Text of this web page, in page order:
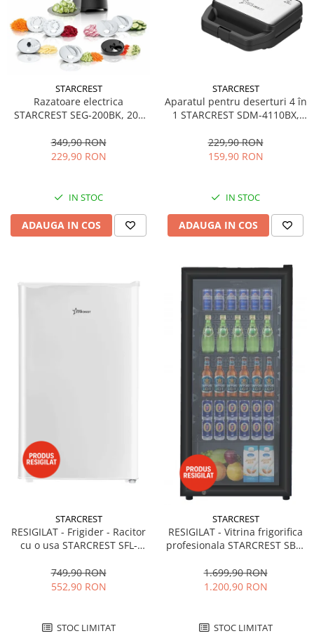
STARCREST
Razatoare electrica
STARCREST SEG-200BK, 200
349,90 RON
229,90 RON
IN STOC
ADAUGA IN COS
STARCREST
Aparatul pentru deserturi 4 în
1 STARCREST SDM-4110BX,
invelis ceramic pentru vafe,
nuci, gogosi si smile
229,90 RON
159,90 RON
IN STOC
ADAUGA IN COS
STARCREST
RESIGILAT - Frigider - Racitor
cu o usa STARCREST SFL-
92L, Iluminare interioara,H 83
cm, Alb
749,90 RON
552,90 RON
STOC LIMITAT
STARCREST
RESIGILAT - Vitrina frigorifica
profesionala STARCREST SBC-
reglabil, Iluminare LED, H 104
cm, Negru
1.699,90 RON
1.200,90 RON
STOC LIMITAT